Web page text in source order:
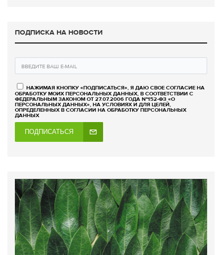
ПОДПИСКА НА НОВОСТИ
НАЖИМАЯ КНОПКУ «ПОДПИСАТЬСЯ», Я ДАЮ СВОЕ СОГЛАСИЕ НА
ОБРАБОТКУ МОИХ ПЕРСОНАЛЬНЫХ ДАННЫХ, В СООТВЕТСТВИИ С
ФЕДЕРАЛЬНЫМ ЗАКОНОМ ОТ 27.07.2006 ГОДА №152-ФЗ «О
ПЕРСОНАЛЬНЫХ ДАННЫХ», НА УСЛОВИЯХ И ДЛЯ ЦЕЛЕЙ,
ОПРЕДЕЛЕННЫХ В СОГЛАСИИ НА ОБРАБОТКУ ПЕРСОНАЛЬНЫХ
ДАННЫХ
ПОДПИСАТЬСЯ